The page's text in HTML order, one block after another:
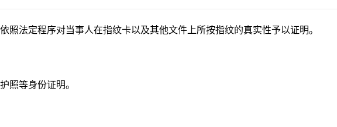
照法定程序对当事人在指纹卡以及其他文件上所按指纹的真实性予以证明。
照等身份证明。